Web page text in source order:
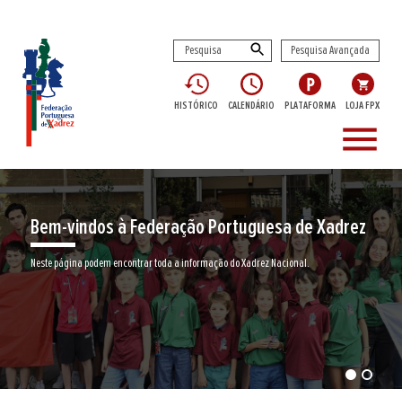
Pesquisa Avançada
HISTÓRICO CALENDÁRIO PLATAFORMA LOJA FPX
menu
Bem-vindos à Federação Portuguesa de Xadrez
Neste página podem encontrar toda a informação do Xadrez Nacional.